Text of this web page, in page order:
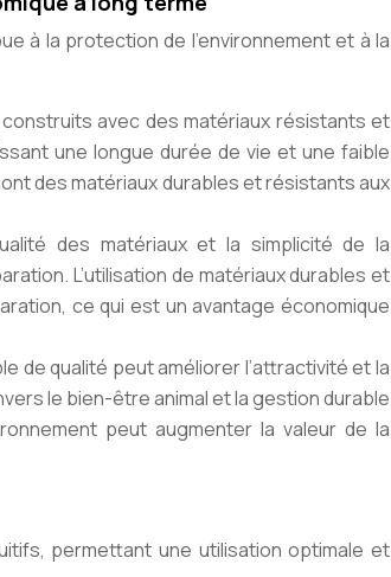
à la protection de l’environnement et à la
avec des matériaux résistants et
une longue durée de vie et une faible
des matériaux durables et résistants aux
des matériaux et la simplicité de la
L’utilisation de matériaux durables et
ce qui est un avantage économique
de qualité peut améliorer l’attractivité et la
le bien-être animal et la gestion durable
peut augmenter la valeur de la
permettant une utilisation optimale et